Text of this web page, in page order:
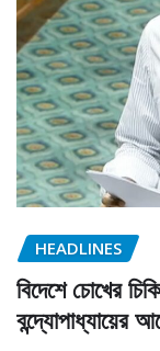
HEADLINES
বিদেশে চোখের
বন্দ্যোপাধ্যায়ের